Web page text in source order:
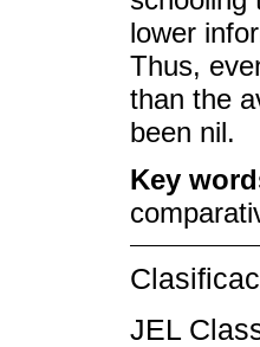
lower
Thus,
than the
been nil.
Key
JEL